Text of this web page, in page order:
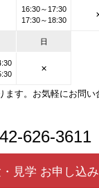
16:30～17:30
17:30～18:30
日
✕
ます。お気軽にお問い
626-3611
見学 お申し込み